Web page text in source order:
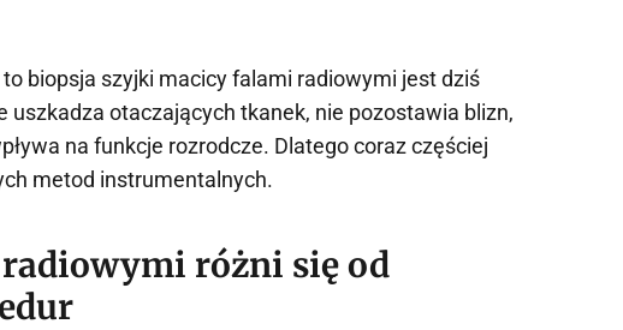
biopsja szyjki macicy falami radiowymi jest dziś
uszkadza otaczających tkanek, nie pozostawia blizn,
na funkcje rozrodcze. Dlatego coraz częściej
metod instrumentalnych.
różni się od